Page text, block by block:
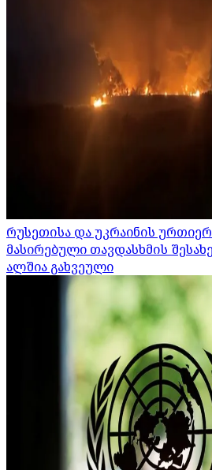
რუსეთისა და უკრაინის
მასირებული თავდასხმის
ალშია გახვეული